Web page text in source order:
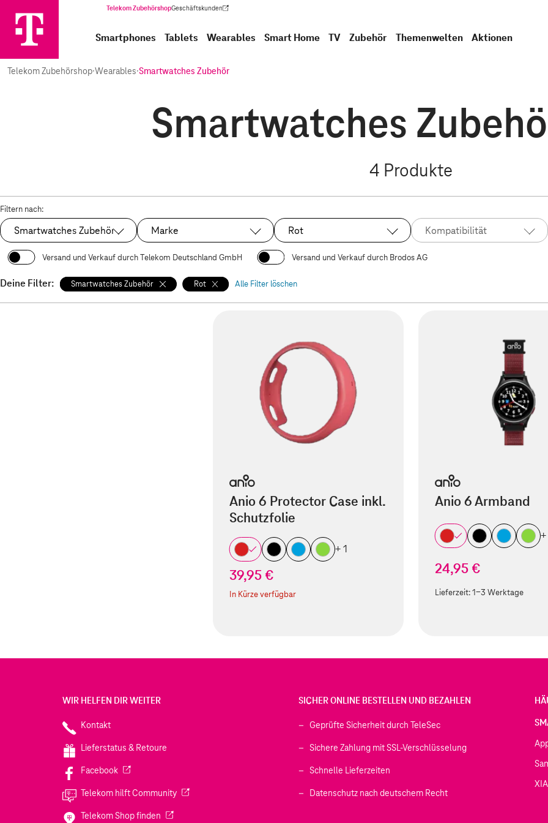
Telekom ZubehörshopGeschäftskunden
(Wird in einem neuen Tab geöffnet)
Smartphones Tablets Wearables Smart Home TV Zubehör Themenwelten Aktionen
Telekom Zubehörshop·Wearables·Smartwatches Zubehör
Smartwatches
4 Produkte
Filtern nach:
Ausgewählt:
Smartwatches Zubehör Marke Ausgewählt:
Rot Kompatibilität
Versand und Verkauf durch Telekom Deutschland GmbH Versand und Verkauf durch Brodos AG
Deine Filter: Smartwatches Zubehör Rot Alle Filter löschen
Anio 6 Protector Case inkl.
Schutzfolie
+ 1
39,95 €
In Kürze verfügbar
Anio 6 Armband
+
24,95 €
Lieferzeit:1-3 Werktage
WIR HELFEN DIR WEITER
Kontakt
Lieferstatus & Retoure
Facebook(Wird in einem neuen Tab geöffnet)
Telekom hilft Community(Wird in einem neuen Tab geöffnet)
Telekom Shop finden (Wird in einem neuen Tab geöffnet)
SICHER ONLINE BESTELLEN UND BEZAHLEN
Geprüfte Sicherheit durch TeleSec
Sichere Zahlung mit SSL-Verschlüsselung
Schnelle Lieferzeiten
Datenschutz nach deutschem Recht